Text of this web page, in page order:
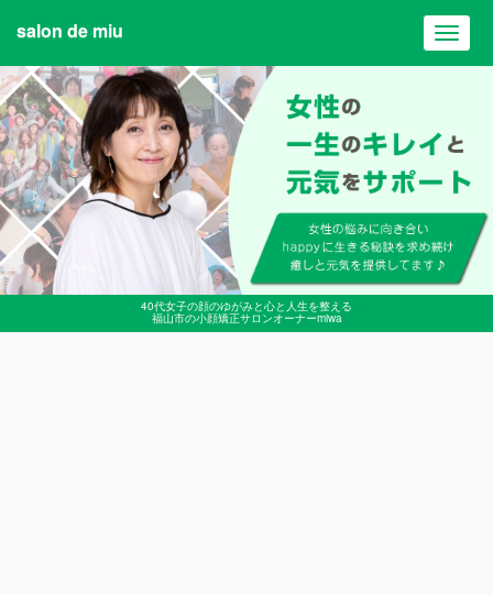
40代女子の顔のゆがみと心と人生を整える
福山市の小顔矯正サロンオーナーmiwa
salon de miu